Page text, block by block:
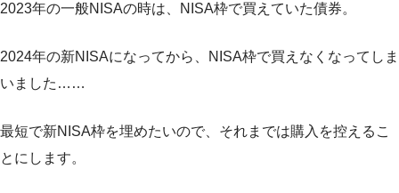
2023年の一般NISAの時は、NISA枠で買えていた債券。
2024年の新NISAになってから、NISA枠で買えなくなってしま
いました……
最短で新NISA枠を埋めたいので、それまでは購入を控えるこ
とにします。